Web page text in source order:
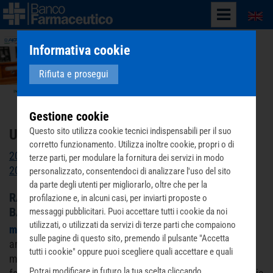
Ultime notizie - 2014 - Pagina 8
2026 2025 2024 2023 2022 2021 2020 2019
2017 2016 2015 2013 2012
RACCOLTA FARMACI: MOBILITATO ANCHE GESU’
BAMBINO
martedì 14 gennaio 2014
La storia di un bambino di 6
anni, che scrive la letterina di Natale chiedendo in dono
medicine. Ma non per sé. E la mamma si rivolge al
Informativa cookie
Rifiuta e prosegui
Gestione cookie
Questo sito utilizza cookie tecnici indispensabili per il suo
corretto funzionamento. Utilizza inoltre cookie, propri o di
terze parti, per modulare la fornitura dei servizi in modo
personalizzato, consentendoci di analizzare l'uso del sito
da parte degli utenti per migliorarlo, oltre che per la
profilazione e, in alcuni casi, per inviarti proposte o
messaggi pubblicitari. Puoi accettare tutti i cookie da noi
utilizzati, o utilizzati da servizi di terze parti che compaiono
sulle pagine di questo sito, premendo il pulsante "Accetta
tutti i cookie" oppure puoi scegliere quali accettare e quali
rifiutare premendo il pulsante "Personalizza scelta cookie".